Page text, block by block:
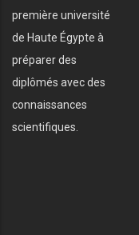
première université
de Haute Égypte à
préparer des
diplômés avec des
connaissances
scientifiques.